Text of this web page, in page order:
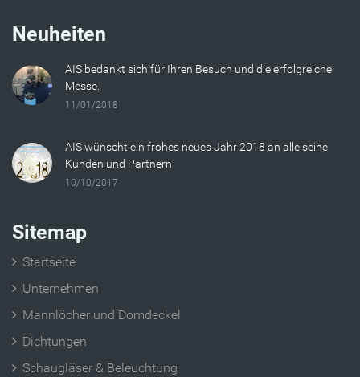
Neuheiten
AIS bedankt sich für Ihren Besuch und die erfolgreiche
Messe.
11/01/2018
AIS wünscht ein frohes neues Jahr 2018 an alle seine
Kunden und Partnern
10/10/2017
Sitemap
Startseite
Unternehmen
Mannlöcher und Domdeckel
Dichtungen
Schaugläser & Beleuchtung